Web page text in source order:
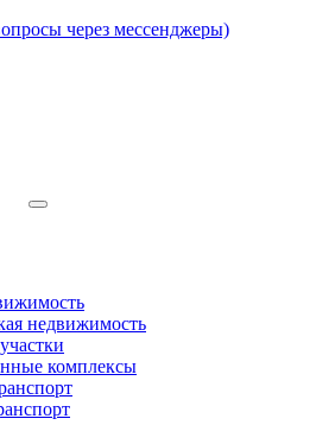
через мессенджеры)
недвижимость
комплексы